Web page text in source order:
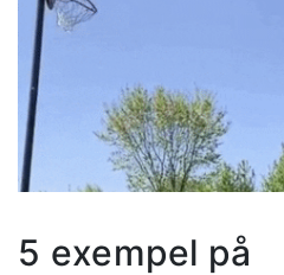
5 exempel på